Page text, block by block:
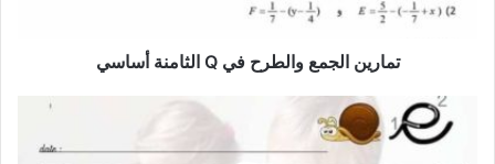
تمارين الجمع والطرح في Q الثامنة أساسي
كراس
الكتابة